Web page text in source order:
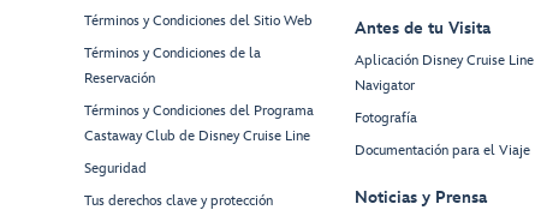
Términos y Condiciones del Sitio Web
Términos y Condiciones de la
Reservación
Términos y Condiciones del Programa
Castaway Club de Disney Cruise Line
Seguridad
Tus derechos clave y protección
Antes de tu Visita
Aplicación Disney Cruise Line
Navigator
Fotografía
Documentación para el Viaje
Noticias y Prensa